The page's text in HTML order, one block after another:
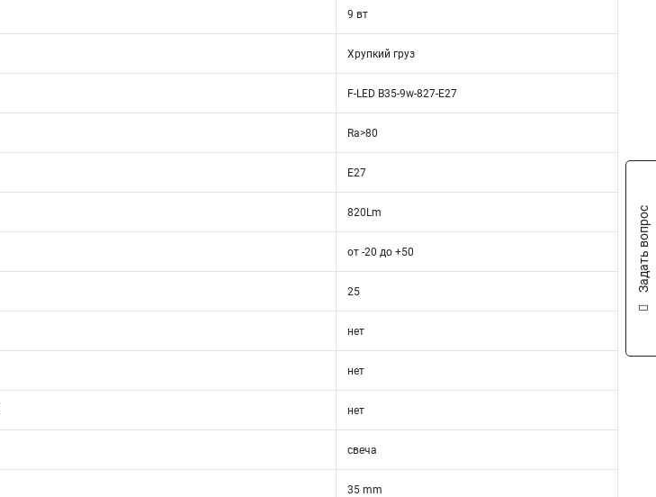
9 вт
Хрупкий груз
F-LED B35-9w-827-E27
Ra>80
Е27
820Lm
от -20 до +50
25
нет
нет
нет
свеча
35 mm
Задать вопрос